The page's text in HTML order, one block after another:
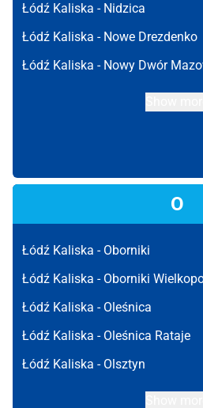
Łódź Kaliska - Nidzica
Łódź Kaliska - Nowe Drezdenko
Łódź Kaliska - Nowy Dwór
O
Łódź Kaliska - Oborniki
Łódź Kaliska - Oborniki
Łódź Kaliska - Oleśnica
Łódź Kaliska - Oleśnica Rataje
Łódź Kaliska - Olsztyn